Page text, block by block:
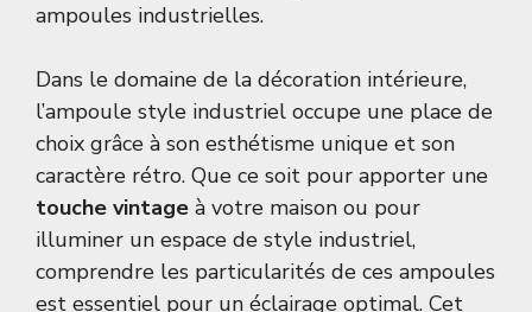
ampoules industrielles.
Dans le domaine de la décoration intérieure,
l’ampoule style industriel occupe une place de
choix grâce à son esthétisme unique et son
caractère rétro. Que ce soit pour apporter une
touche vintage à votre maison ou pour
illuminer un espace de style industriel,
comprendre les particularités de ces ampoules
est essentiel pour un éclairage optimal. Cet